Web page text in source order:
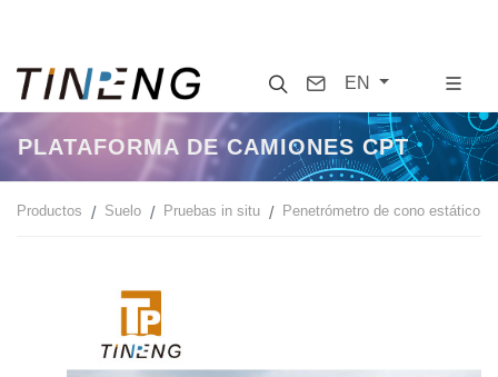
SearchContact
EN
PLATAFORMA DE CAMIONES CPT
Productos Suelo Pruebas in situ Penetrómetro de cono estático